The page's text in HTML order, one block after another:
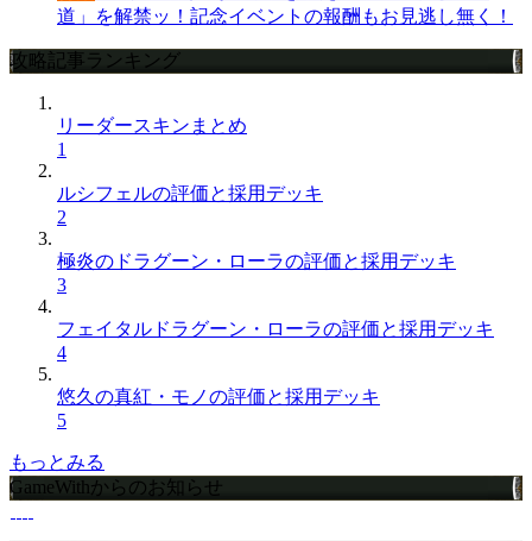
道」を解禁ッ！記念イベントの報酬もお見逃し無く！
攻略記事ランキング
リーダースキンまとめ
1
ルシフェルの評価と採用デッキ
2
極炎のドラグーン・ローラの評価と採用デッキ
3
フェイタルドラグーン・ローラの評価と採用デッキ
4
悠久の真紅・モノの評価と採用デッキ
5
もっとみる
GameWithからのお知らせ